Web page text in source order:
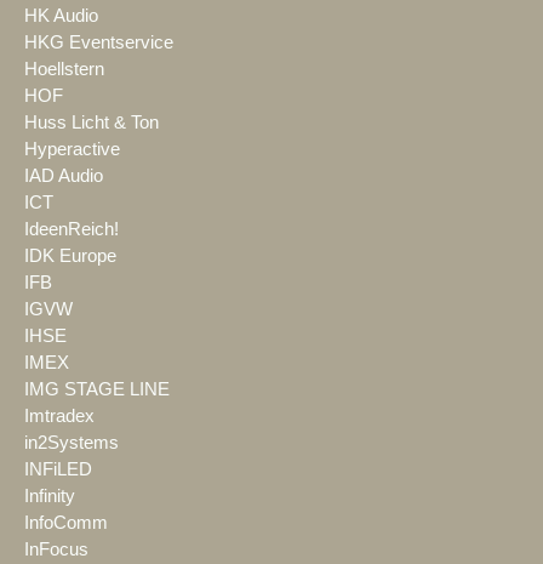
HK Audio
HKG Eventservice
Hoellstern
HOF
Huss Licht & Ton
Hyperactive
IAD Audio
ICT
IdeenReich!
IDK Europe
IFB
IGVW
IHSE
IMEX
IMG STAGE LINE
Imtradex
in2Systems
INFiLED
Infinity
InfoComm
InFocus